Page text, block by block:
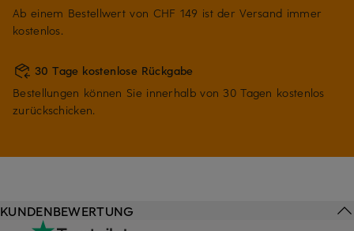
Ab einem Bestellwert von CHF 149 ist der Versand immer
kostenlos.
30 Tage kostenlose Rückgabe
Bestellungen können Sie innerhalb von 30 Tagen kostenlos
zurückschicken.
KUNDENBEWERTUNG